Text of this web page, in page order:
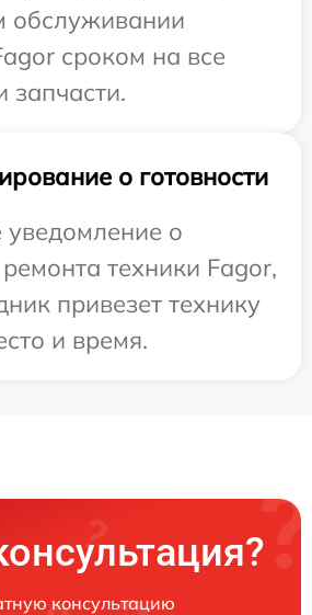
обслуживании
сроком на все
запчасти.
о готовности
о
техники Fagor,
привезет технику
и время.
консультацию